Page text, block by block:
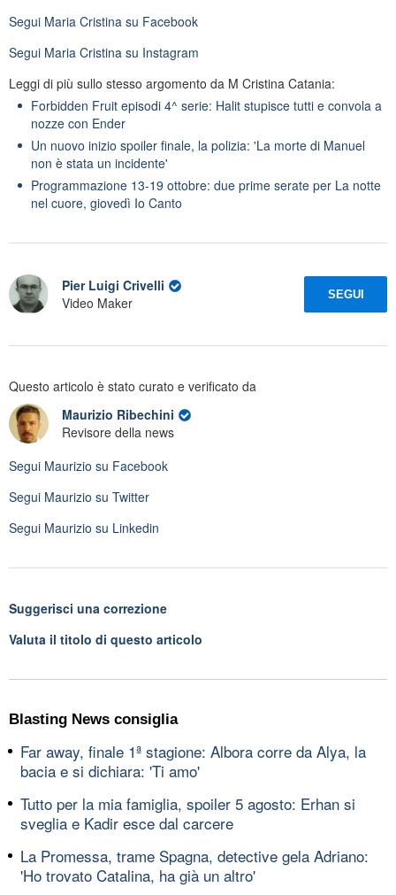
Segui Maria Cristina su Facebook
Segui Maria Cristina su Instagram
Leggi di più sullo stesso argomento da M Cristina Catania:
Forbidden Fruit episodi 4^ serie: Halit stupisce tutti e convola a
nozze con Ender
Un nuovo inizio spoiler finale, la polizia: 'La morte di Manuel
non è stata un incidente'
Programmazione 13-19 ottobre: due prime serate per La notte
nel cuore, giovedì Io Canto
Pier Luigi Crivelli
Video Maker
SEGUI
Questo articolo è stato curato e verificato da
Maurizio Ribechini
Revisore della news
Segui Maurizio su Facebook
Segui Maurizio su Twitter
Segui Maurizio su Linkedin
Suggerisci una correzione
Valuta il titolo di questo articolo
Blasting News consiglia
Far away, finale 1ª stagione: Albora corre da Alya, la
bacia e si dichiara: 'Ti amo'
Tutto per la mia famiglia, spoiler 5 agosto: Erhan si
sveglia e Kadir esce dal carcere
La Promessa, trame Spagna, detective gela Adriano:
'Ho trovato Catalina, ha già un altro'